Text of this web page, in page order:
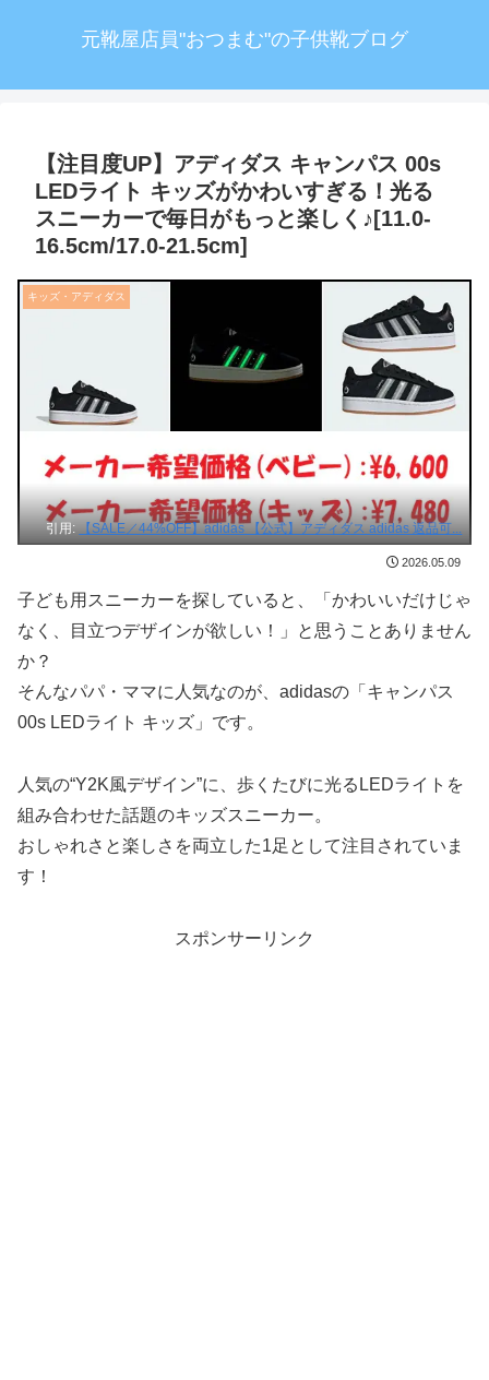
元靴屋店員"おつまむ"の子供靴ブログ
【注目度UP】アディダス キャンパス 00s
LEDライト キッズがかわいすぎる！光る
スニーカーで毎日がもっと楽しく♪[11.0-
16.5cm/17.0-21.5cm]
キッズ・アディダス
引用: 【SALE／44%OFF】adidas 【公式】アディダス adidas 返品可...
2026.05.09
子ども用スニーカーを探していると、「かわいいだけじゃ
なく、目立つデザインが欲しい！」と思うことありません
か？
そんなパパ・ママに人気なのが、adidasの「キャンパス
00s LEDライト キッズ」です。
人気の“Y2K風デザイン”に、歩くたびに光るLEDライトを
組み合わせた話題のキッズスニーカー。
おしゃれさと楽しさを両立した1足として注目されていま
す！
スポンサーリンク